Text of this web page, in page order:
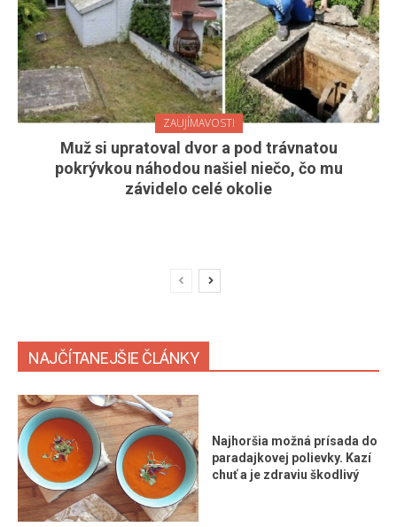
ZAUJÍMAVOSTI
Muž si upratoval dvor a pod trávnatou
pokrývkou náhodou našiel niečo, čo mu
závidelo celé okolie
NAJČÍTANEJŠIE ČLÁNKY
Najhoršia možná prísada do
paradajkovej polievky. Kazí
chuť a je zdraviu škodlivý